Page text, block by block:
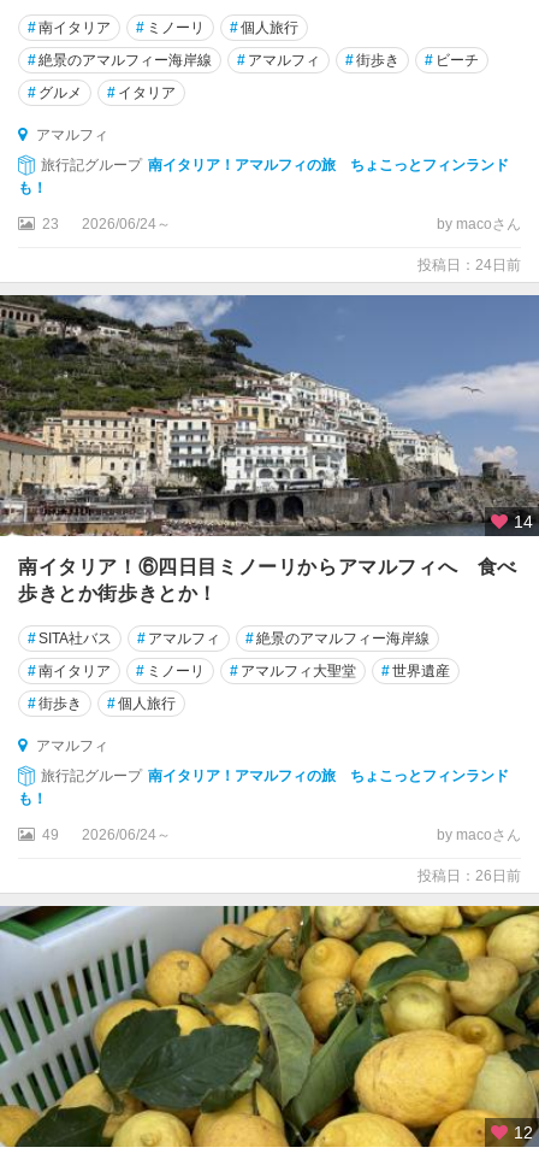
★
ボ
ロ
ニ
ャ
★
ペ
イ
★
ミ
ラ
ノ
★
ロ
マ
オ
ス
タ
ア
グ
リ
ジ
ロ
ポ
リ
ア
ス
コ
#南イタリア # ミノーリ #個人旅行
#絶景のアマルフィー海岸線 # アマルフィ #街歩き # ビーチ
# グルメ # イタリア
アマルフィ
旅行記グループ 南イタリア！アマルフィの旅 ちょこっとフィンランド
も！
23 2026/06/24～ by macoさん
投稿日：24日前
14
南イタリア！⑥四日目ミノーリからアマルフィへ 食べ
歩きとか街歩きとか！
#SITA社バス # アマルフィ #絶景のアマルフィー海岸線
#南イタリア # ミノーリ # アマルフィ大聖堂 #世界遺産
#街歩き #個人旅行
アマルフィ
旅行記グループ 南イタリア！アマルフィの旅 ちょこっとフィンランド
も！
49 2026/06/24～ by macoさん
投稿日：26日前
12